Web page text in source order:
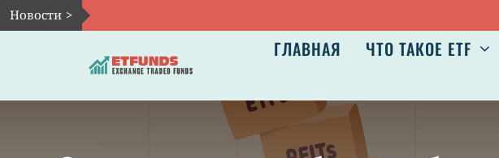
Skip
to
Новости >
ГЛАВНАЯ ЧТО ТАКОЕ ETF